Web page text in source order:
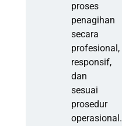
proses
penagihan
secara
profesional,
responsif,
dan
sesuai
prosedur
operasional.